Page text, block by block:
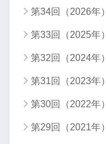
第34回（2026年）
第33回（2025年）
第32回（2024年）
第31回（2023年）
第30回（2022年）
第29回（2021年）